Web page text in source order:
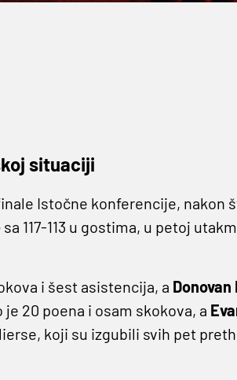
situaciji
Istočne konferencije, nakon
sa 117-113 u gostima, u petoj
i šest asistencija, a
je 20 poena i osam skokova, a
koji su izgubili svih pet